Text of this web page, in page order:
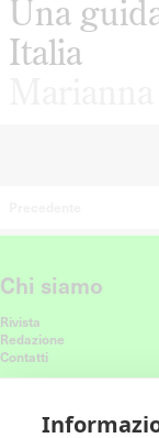
Una
Italia
Chi siamo
Rivista
Redazione
Contatti
Connettiti con